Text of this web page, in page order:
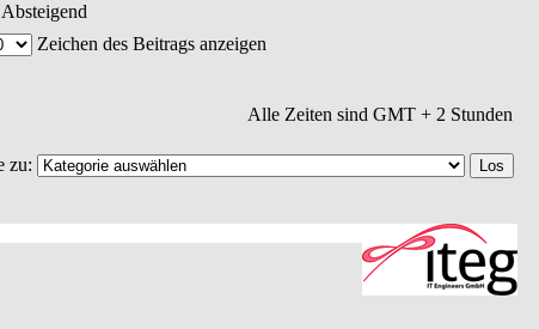
Absteigend
Zeichen des Beitrags anzeigen
Alle Zeiten sind GMT + 2 Stunden
zu: